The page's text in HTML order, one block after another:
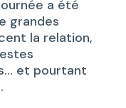
a été
grandes
la relation,
et pourtant